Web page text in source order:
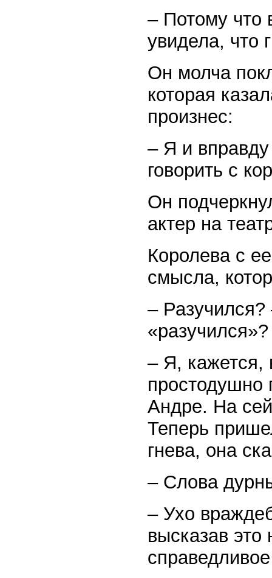
– Потому что
увидела, что
Он молча
которая
произнес:
– Я и вправду
говорить с
Он
актер на
Королева с
смысла,
–
«разучился»?
– Я, кажется,
простодушно
Андре. На сей
Теперь
гнева, она
– Слова
– Ухо
высказав это